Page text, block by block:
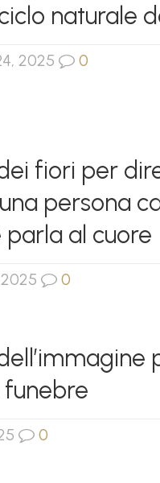
naturale
2025 0
fiori per
persona
al cuore
0
funebre
0